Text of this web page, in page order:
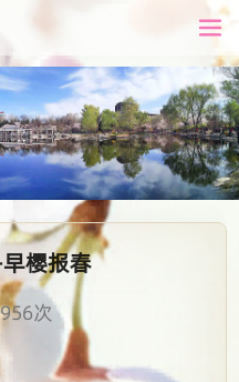
樱报春
次